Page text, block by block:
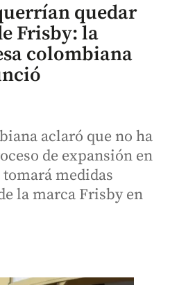
quedar
Frisby: la
colombiana
aclaró que no ha
de expansión en
medidas
la marca Frisby en